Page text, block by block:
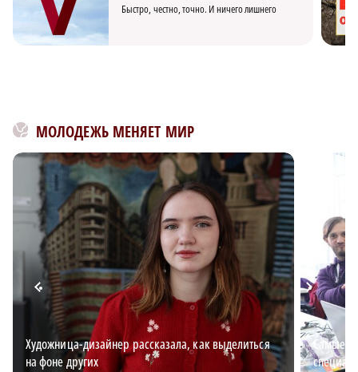
Быстро, честно, точно. И ничего лишнего
МОЛОДЕЖЬ МЕНЯЕТ МИР
Художница-дизайнер рассказала, как выделиться
на фоне других
Самые